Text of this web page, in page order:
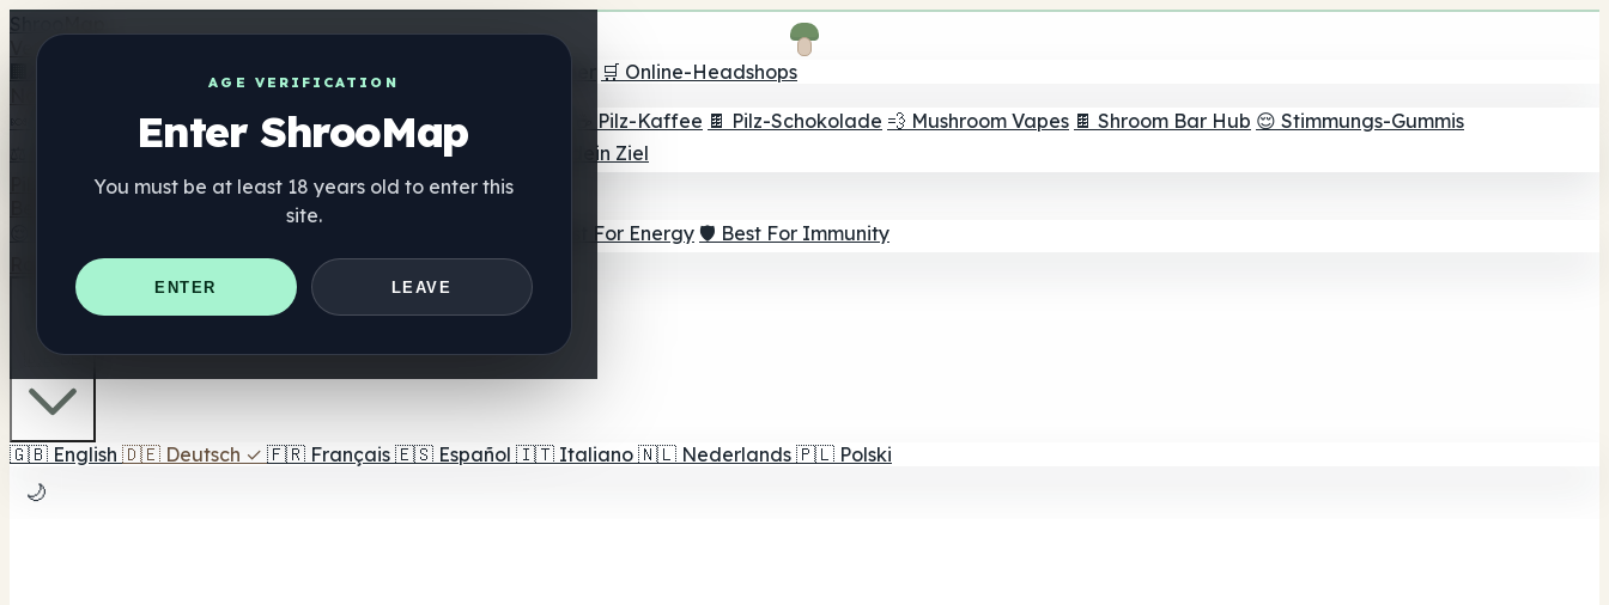
AGE VERIFICATION
Enter ShrooMap
You must be at least 18 years old to enter this
site.
ENTER LEAVE
Verzeichnis
📍 Headshop-Finder
🛒 Online-Headshops
🍬 Pilz-Gummis 💊 Pilz-Kapseln 💧 Pilz-Tinkturen 🫙 Pilz-Pulver ☕ Pilz-Kaffee 🍫 Pilz-Schokolade 💨 Mushroom Vapes 🍫 Shroom Bar Hub 😌 Stimmungs-Gummis
⚖️ Produkte vergleichen 💰 Angebote & Rabatte 🎯 Beste für dein Ziel
⚡ Best For Energy 🛡️ Best For Immunity
Ratgeber Quiz Blog In der Nähe
🇩🇪 DE
🇬🇧 English 🇩🇪 Deutsch ✓ 🇫🇷 Français 🇪🇸 Español 🇮🇹 Italiano 🇳🇱 Nederlands 🇵🇱 Polski
🌙